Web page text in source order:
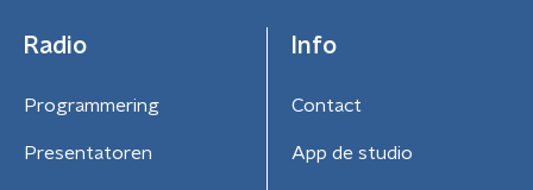
Radio
Programmering
Presentatoren
Info
Contact
App de studio